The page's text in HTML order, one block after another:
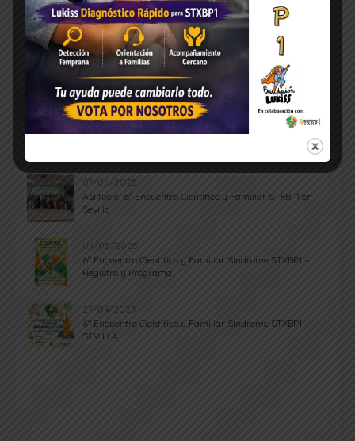
ÚLTIMAS NOTICIAS
07/06/2025
Así fue el 6º Encuentro Científico y Familiar STXBP1 en
Sevilla
04/05/2025
6º Encuentro Científico y Familiar Síndrome STXBP1 –
Registro y Programa
27/04/2025
6º Encuentro Científico y Familiar Síndrome STXBP1 –
SEVILLA